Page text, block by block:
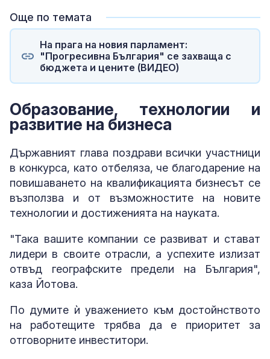
Още по темата
На прага на новия парламент:
"Прогресивна България" се захваща с
бюджета и цените (ВИДЕО)
Образование, технологии и
развитие на бизнеса
Държавният глава поздрави всички участници
в конкурса, като отбеляза, че благодарение на
повишаването на квалификацията бизнесът се
възползва и от възможностите на новите
технологии и достиженията на науката.
"Така вашите компании се развиват и стават
лидери в своите отрасли, а успехите излизат
отвъд географските предели на България",
каза Йотова.
По думите ѝ уважението към достойнството
на работещите трябва да е приоритет за
отговорните инвеститори.